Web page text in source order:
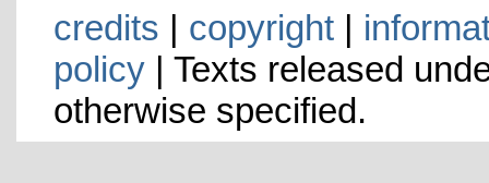
credits | copyright|
policy| Texts released
otherwise specified.